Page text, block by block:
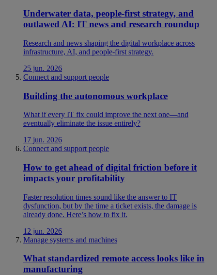
Underwater data, people-first strategy, and
outlawed AI: IT news and research roundup
Research and news shaping the digital workplace across
infrastructure, AI, and people-first strategy.
25 jun. 2026
Connect and support people
Building the autonomous workplace
What if every IT fix could improve the next one—and
eventually eliminate the issue entirely?
17 jun. 2026
Connect and support people
How to get ahead of digital friction before it
impacts your profitability
Faster resolution times sound like the answer to IT
dysfunction, but by the time a ticket exists, the damage is
already done. Here’s how to fix it.
12 jun. 2026
Manage systems and machines
What standardized remote access looks like in
manufacturing